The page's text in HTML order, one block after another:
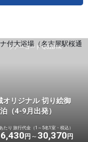
ツアーコード Q02B1K
オリジナル 切り絵御
（4-9月出発）
たり 旅行代金（1～5名1室・税込）
円 30,370 円